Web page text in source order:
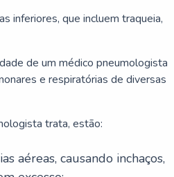
inferiores, que incluem traqueia,
de um médico pneumologista
e respiratórias de diversas
trata, estão:
aéreas, causando inchaços,